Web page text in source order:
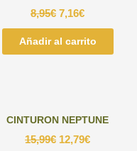
8,95€ 7,16€
Añadir al carrito
CINTURON NEPTUNE
15,99€ 12,79€